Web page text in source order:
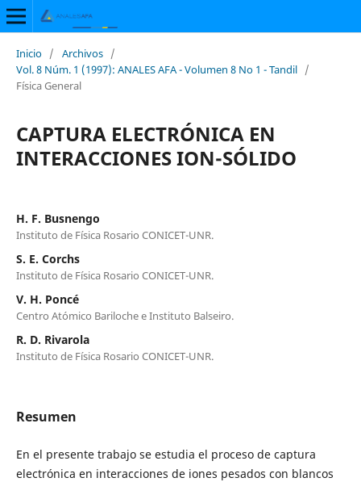
Inicio / Archivos /
Vol. 8 Núm. 1 (1997): ANALES AFA - Volumen 8 No 1 - Tandil /
Física General
CAPTURA ELECTRÓNICA EN
INTERACCIONES ION-SÓLIDO
H. F. Busnengo
Instituto de Física Rosario CONICET-UNR.
S. E. Corchs
Instituto de Física Rosario CONICET-UNR.
V. H. Poncé
Centro Atómico Bariloche e Instituto Balseiro.
R. D. Rivarola
Instituto de Física Rosario CONICET-UNR.
Resumen
En el presente trabajo se estudia el proceso de captura
electrónica en interacciones de iones pesados con blancos